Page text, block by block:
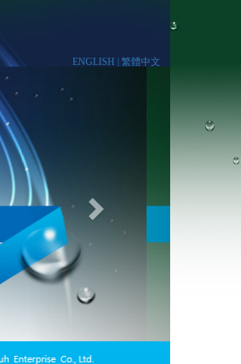
ENGLISH | 繁體中文